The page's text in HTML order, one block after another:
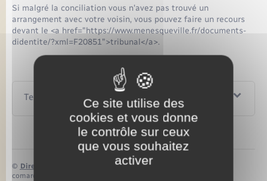
Si malgré la conciliation vous n'avez pas trouvé un
arrangement avec votre voisin, vous pouvez faire un recours
devant le <a href="https://www.menesqueville.fr/documents-
didentite/?xml=F20851">tribunal</a>.
Textes de référence
© Direction de l’information légale et administrative
comarquage developpé par
Ce site utilise des
cookies et vous donne
le contrôle sur ceux
que vous souhaitez
activer